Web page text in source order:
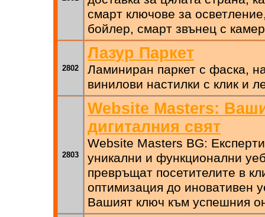
смарт ключове за
бойлер, смарт звънец с
2802
Лазур Паркет
Ламиниран паркет с фаска,
винилови настилки с клик и
2803
Website Masters:
дигиталния свят
Website Masters BG:
уникални и функционални
превръщат посетителите в
оптимизация до иновативен
Вашият ключ към успешния